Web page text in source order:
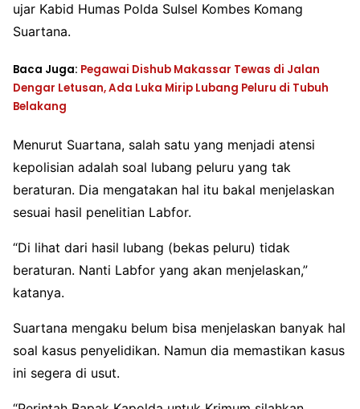
ujar Kabid Humas Polda Sulsel Kombes Komang
Suartana.
Baca Juga: Pegawai Dishub Makassar Tewas di Jalan
Dengar Letusan, Ada Luka Mirip Lubang Peluru di Tubuh
Belakang
Menurut Suartana, salah satu yang menjadi atensi
kepolisian adalah soal lubang peluru yang tak
beraturan. Dia mengatakan hal itu bakal menjelaskan
sesuai hasil penelitian Labfor.
“Di lihat dari hasil lubang (bekas peluru) tidak
beraturan. Nanti Labfor yang akan menjelaskan,”
katanya.
Suartana mengaku belum bisa menjelaskan banyak hal
soal kasus penyelidikan. Namun dia memastikan kasus
ini segera di usut.